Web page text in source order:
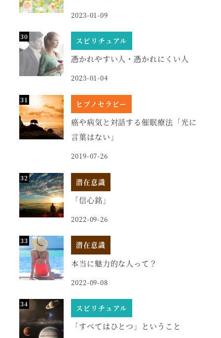
2023-01-09
スピリチュアル
憑かれやすい人・憑かれにくい人
2023-01-04
ヒプノセラピー
癌や病気と対話する催眠療法「光に
言葉はない」
2019-07-26
潜在意識
「信心銘」
2022-09-26
潜在意識
本当に魅力的な人って？
2022-09-08
スピリチュアル
「すべてはひとつ」ということ